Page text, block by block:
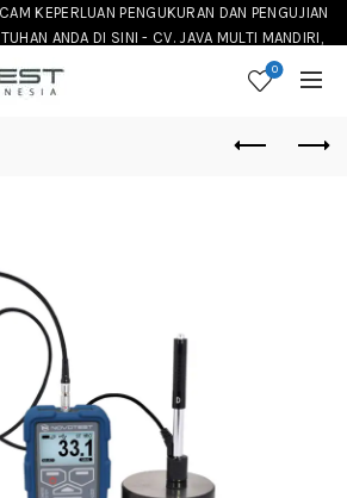
KEPERLUAN PENGUKURAN DAN PENGUJIAN
ANDA DI SINI - CV. JAVA MULTI MANDIRI,
INSTRUMENT DI INDONESIA 0